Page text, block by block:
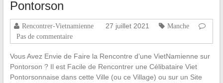
Pontorson
Rencontrer-Vietnamienne 27 juillet 2021
Manche
Pas de commentaire
Vous Avez Envie de Faire la Rencontre d’une VietNamienne sur
Pontorson ? Il est Facile de Rencontrer une Célibataire Viet
Pontorsonnaise dans cette Ville (ou ce Village) ou sur un Site